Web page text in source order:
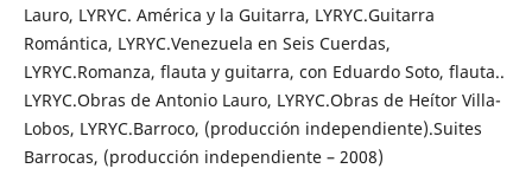
Lauro, LYRYC. América y la Guitarra, LYRYC.Guitarra
Romántica, LYRYC.Venezuela en Seis Cuerdas,
LYRYC.Romanza, flauta y guitarra, con Eduardo Soto, flauta..
LYRYC.Obras de Antonio Lauro, LYRYC.Obras de Heítor Villa-
Lobos, LYRYC.Barroco, (producción independiente).Suites
Barrocas, (producción independiente – 2008)